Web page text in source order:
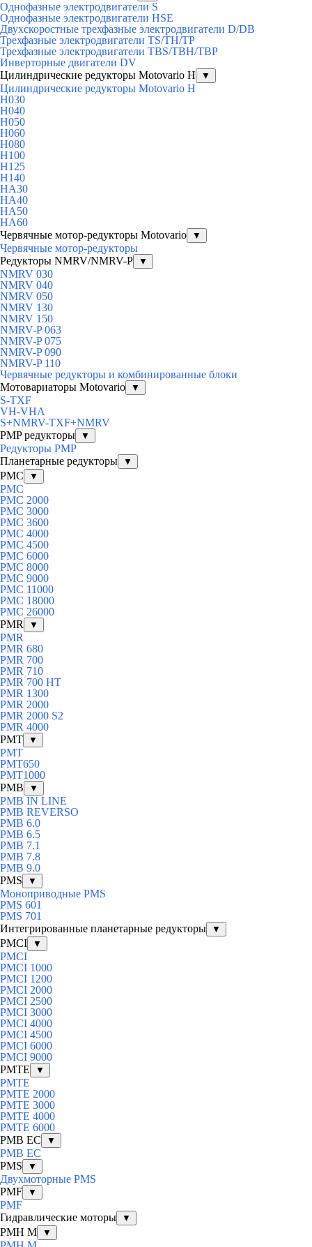
Однофазные электродвигатели S
Однофазные электродвигатели HSE
Двухскоростные трехфазные электродвигатели D/DB
Трехфазные электродвигатели TS/TH/TP
Трехфазные электродвигатели TBS/TBH/TBP
Инверторные двигатели DV
Цилиндрические редукторы Motovario H
▼
Цилиндрические редукторы Motovario H
H030
H040
H050
H060
H080
H100
H125
H140
HA30
HA40
HA50
HA60
Червячные мотор-редукторы Motovario
▼
Червячные мотор-редукторы
Редукторы NMRV/NMRV-P
▼
NMRV 030
NMRV 040
NMRV 050
NMRV 130
NMRV 150
NMRV-P 063
NMRV-P 075
NMRV-P 090
NMRV-P 110
Червячные редукторы и комбинированные блоки
Мотовариаторы Motovario
▼
S-TXF
VH-VHA
S+NMRV-TXF+NMRV
PMP редукторы
▼
Редукторы PMP
Планетарные редукторы
▼
PMC ▼
PMC
PMC 2000
PMC 3000
PMC 3600
PMC 4000
PMC 4500
PMC 6000
PMC 8000
PMC 9000
PMC 11000
PMC 18000
PMC 26000
PMR
▼
PMR
PMR 680
PMR 700
PMR 710
PMR 700 HT
PMR 1300
PMR 2000
PMR 2000 S2
PMR 4000
PMT
▼
PMT
PMT650
PMT1000
PMB
▼
PMB IN LINE
PMB REVERSO
PMB 6.0
PMB 6.5
PMB 7.1
PMB 7.8
PMB 9.0
PMS
▼
Моноприводные PMS
PMS 601
PMS 701
Интегрированные планетарные редукторы
▼
PMCI ▼
PMCI
PMCI 1000
PMCI 1200
PMCI 2000
PMCI 2500
PMCI 3000
PMCI 4000
PMCI 4500
PMCI 6000
PMCI 9000
PMTE
▼
PMTE
PMTE 2000
PMTE 3000
PMTE 4000
PMTE 6000
PMB EC
▼
PMB EC
PMS
▼
Двухмоторные PMS
PMF
▼
PMF
Гидравлические моторы
▼
PMH M ▼